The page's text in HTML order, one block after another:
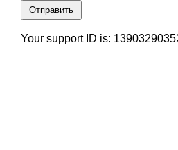
Отправить
Your support ID is: